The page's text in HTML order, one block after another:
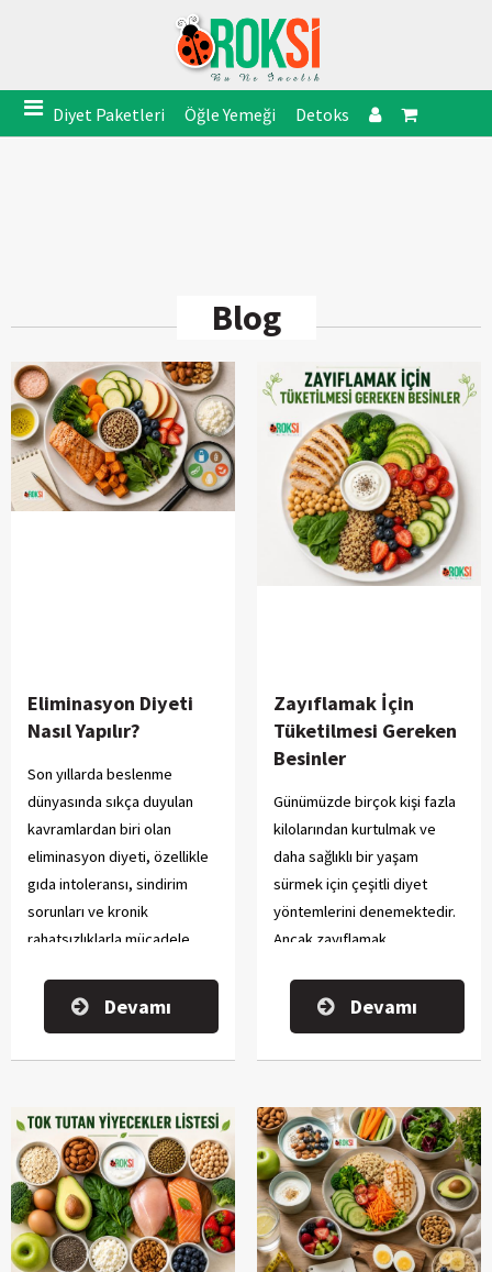
Diyet Paketleri Öğle Yemeği Detoks
Blog
Eliminasyon Diyeti
Nasıl Yapılır?
Son yıllarda beslenme
dünyasında sıkça duyulan
kavramlardan biri olan
eliminasyon diyeti, özellikle
gıda intoleransı, sindirim
sorunları ve kronik
rahatsızlıklarla mücadele
edilmektedir.
Devamı
Zayıflamak İçin
Tüketilmesi Gereken
Besinler
Günümüzde birçok kişi fazla
kilolarından kurtulmak ve
daha sağlıklı bir yaşam
sürmek için çeşitli diyet
yöntemlerini denemektedir.
Ancak zayıflamak
hatalardan biri, çok az
yemek yemek veya aç
vermenin temelinde doğru
besinleri doğru miktarlarda
tüketmek yer alır.
Devamı